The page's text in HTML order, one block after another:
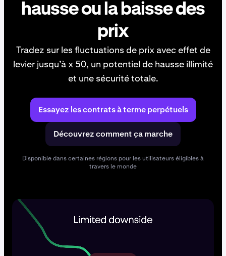
hausse ou la baisse des
prix
Tradez sur les fluctuations de prix avec effet de
levier jusqu’à x 50, un potentiel de hausse illimité
et une sécurité totale.
Essayez les contrats à terme perpétuels
Découvrez comment ça marche
Disponible dans certaines régions pour les utilisateurs éligibles à
travers le monde